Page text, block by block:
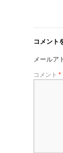
コメント
メールア
コメント *